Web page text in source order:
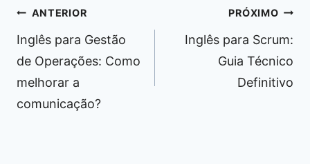
Navegação
de
Post
ANTERIOR
Inglês para Gestão
de Operações: Como
melhorar a
comunicação?
PRÓXIMO
Inglês para Scrum:
Guia Técnico
Definitivo